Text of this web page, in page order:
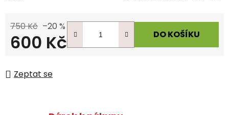
750 Kč –20 %
600 Kč DO KOŠÍKU
Zeptat se